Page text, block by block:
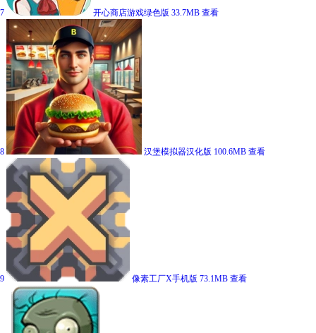
7 开心商店游戏绿色版 33.7MB 查看
8 汉堡模拟器汉化版 100.6MB 查看
9 像素工厂X手机版 73.1MB 查看